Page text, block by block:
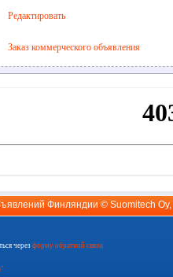
Редактировать
Заказ коммерческого объявления
Финляндии © Suomitech Oy
через форму обратной связи